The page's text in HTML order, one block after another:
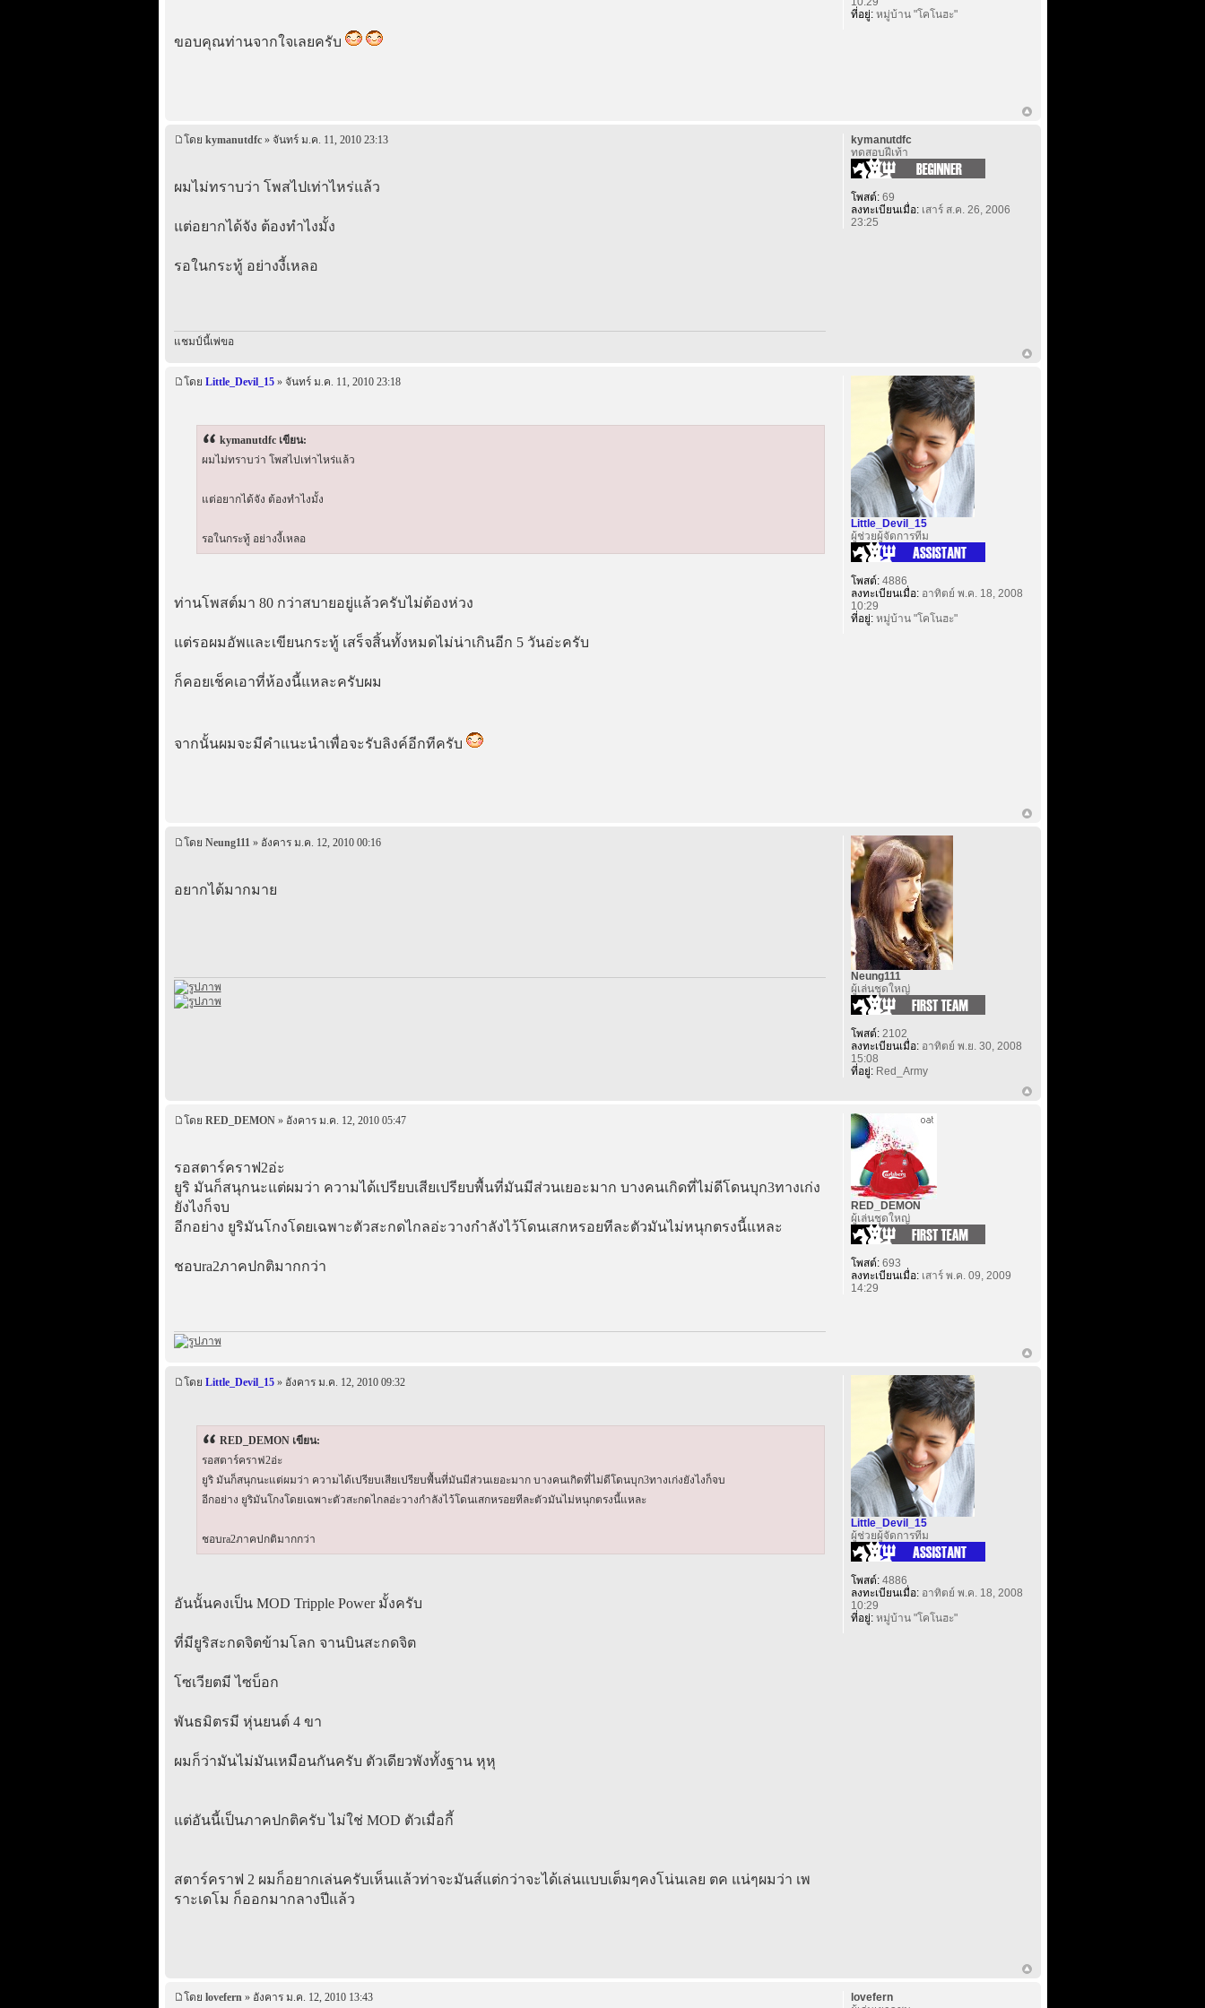
ขอบคุณท่านจากใจเลยครับ
ที่อยู่:หมู่บ้าน "โคโนฮะ"
โดย kymanutdfc» จันทร์ ม.ค. 11, 2010 23:13
ผมไม่ทราบว่า โพสไปเท่าไหร่แล้ว
แต่อยากได้จัง ต้องทำไงมั้ง
รอในกระทู้ อย่างงี้เหลอ
แชมป์นี้เพ่ขอ
kymanutdfc
ทดสอบฝีเท้า
โพสต์:69
ลงทะเบียนเมื่อ:เสาร์ ส.ค. 26, 2006
23:25
โดย Little_Devil_15» จันทร์ ม.ค. 11, 2010 23:18
kymanutdfc เขียน:
ผมไม่ทราบว่า โพสไปเท่าไหร่แล้ว
แต่อยากได้จัง ต้องทำไงมั้ง
รอในกระทู้ อย่างงี้เหลอ
ท่านโพสต์มา 80 กว่าสบายอยู่แล้วครับไม่ต้องห่วง
แต่รอผมอัพและเขียนกระทู้ เสร็จสิ้นทั้งหมดไม่น่าเกินอีก 5 วันอ่ะครับ
ก็คอยเช็คเอาที่ห้องนี้แหละครับผม
จากนั้นผมจะมีคำแนะนำเพื่อจะรับลิงค์อีกทีครับ
Little_Devil_15
ผู้ช่วยผู้จัดการทีม
โพสต์:4886
ลงทะเบียนเมื่อ:อาทิตย์ พ.ค. 18, 2008
10:29
ที่อยู่:หมู่บ้าน "โคโนฮะ"
โดย Neung111 » อังคาร ม.ค. 12, 2010 00:16
อยากได้มากมาย
Neung111
ผู้เล่นชุดใหญ่
โพสต์:2102
ลงทะเบียนเมื่อ:อาทิตย์ พ.ย. 30, 2008
15:08
ที่อยู่:Red_Army
โดย RED_DEMON» อังคาร ม.ค. 12, 2010 05:47
รอสตาร์คราฟ2อ่ะ
ยูริ มันก็สนุกนะแต่ผมว่า ความได้เปรียบเสียเปรียบพื้นที่มันมีส่วนเยอะมาก บางคนเกิดที่ไม่ดีโดนบุก3ทางเก่ง
ยังไงก็จบ
อีกอย่าง ยูริมันโกงโดยเฉพาะตัวสะกดไกลอ่ะวางกำลังไว้โดนเสกหรอยทีละตัวมันไม่หนุกตรงนี้แหละ
ชอบra2ภาคปกติมากกว่า
RED_DEMON
ผู้เล่นชุดใหญ่
โพสต์:693
ลงทะเบียนเมื่อ:เสาร์ พ.ค. 09, 2009
14:29
โดย Little_Devil_15» อังคาร ม.ค. 12, 2010 09:32
RED_DEMON เขียน:
รอสตาร์คราฟ2อ่ะ
ยูริ มันก็สนุกนะแต่ผมว่า ความได้เปรียบเสียเปรียบพื้นที่มันมีส่วนเยอะมาก บางคนเกิดที่ไม่ดีโดนบุก3ทางเก่งยังไงก็จบ
อีกอย่าง ยูริมันโกงโดยเฉพาะตัวสะกดไกลอ่ะวางกำลังไว้โดนเสกหรอยทีละตัวมันไม่หนุกตรงนี้แหละ
ชอบra2ภาคปกติมากกว่า
อันนั้นคงเป็น MOD Tripple Power มั้งครับ
ที่มียูริสะกดจิตข้ามโลก จานบินสะกดจิต
โซเวียตมี ไซบ็อก
พันธมิตรมี หุ่นยนต์ 4 ขา
ผมก็ว่ามันไม่มันเหมือนกันครับ ตัวเดียวพังทั้งฐาน หุหุ
แต่อันนี้เป็นภาคปกติครับ ไม่ใช่ MOD ตัวเมื่อกี้
สตาร์คราฟ 2 ผมก็อยากเล่นครับเห็นแล้วท่าจะมันส์แต่กว่าจะได้เล่นแบบเต็มๆคงโน่นเลย ตค แน่ๆผมว่า เพ
ราะเดโม ก็ออกมากลางปีแล้ว
Little_Devil_15
ผู้ช่วยผู้จัดการทีม
โพสต์:4886
ลงทะเบียนเมื่อ:อาทิตย์ พ.ค. 18, 2008
10:29
ที่อยู่:หมู่บ้าน "โคโนฮะ"
โดย lovefern» อังคาร ม.ค. 12, 2010 13:43
lovefern